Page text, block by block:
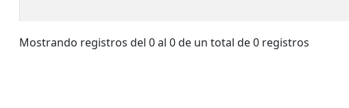
Mostrando registros del 0 al 0 de un total de 0 registros